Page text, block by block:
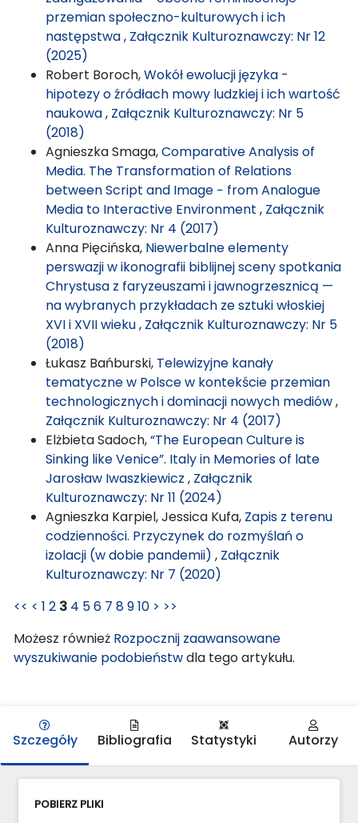
przemian społeczno-kulturowych i ich
następstwa, Załącznik Kulturoznawczy: Nr 12
(2025)
Robert Boroch,Wokół ewolucji języka -
hipotezy o źródłach mowy ludzkiej i ich wartość
naukowa, Załącznik Kulturoznawczy: Nr 5
(2018)
Agnieszka Smaga,Comparative Analysis of
Media. The Transformation of Relations
between Script and Image − from Analogue
Media to Interactive Environment , Załącznik
Kulturoznawczy: Nr 4 (2017)
Anna Pięcińska, Niewerbalne elementy
perswazji w ikonografii biblijnej sceny spotkania
Chrystusa z faryzeuszami i jawnogrzesznicą —
na wybranych przykładach ze sztuki włoskiej
XVI i XVII wieku, Załącznik Kulturoznawczy: Nr 5
(2018)
Łukasz Bańburski, Telewizyjne kanały
tematyczne w Polsce w kontekście przemian
technologicznych i dominacji nowych mediów,
Załącznik Kulturoznawczy: Nr 4 (2017)
Elżbieta Sadoch,“The European Culture is
Sinking like Venice”. Italy in Memories of late
Jarosław Iwaszkiewicz , Załącznik
Kulturoznawczy: Nr 11 (2024)
Agnieszka Karpiel, Jessica Kufa, Zapis z terenu
codzienności. Przyczynek do rozmyślań o
izolacji (w dobie pandemii) , Załącznik
Kulturoznawczy: Nr 7 (2020)
<< < 1 2 3 4 56 7 8910 > >>
Możesz również Rozpocznij zaawansowane
wyszukiwanie podobieństwdla tego artykułu.
Szczegóły Bibliografia Statystyki Autorzy
POBIERZ PLIKI